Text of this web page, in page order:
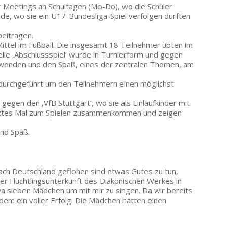
an Schultagen (Mo-Do), wo die Schüler
wo sie ein U17-Bundesliga-Spiel verfolgen durften
im Fußball. Die insgesamt 18 Teilnehmer übten im
‚Abschlussspiel‘ wurde in Turnierform und gegen
und den Spaß, eines der zentralen Themen, am
um den Teilnehmern einen möglichst
den ‚VfB Stuttgart‘, wo sie als Einlaufkinder mit
Mal zum Spielen zusammenkommen und zeigen
Spaß.
Deutschland geflohen sind etwas Gutes zu tun,
Flüchtlingsunterkunft des Diakonischen Werkes in
sieben Mädchen um mit mir zu singen. Da wir bereits
ein voller Erfolg. Die Mädchen hatten einen